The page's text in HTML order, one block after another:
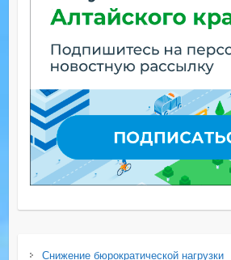
Снижение бюрократической нагрузки